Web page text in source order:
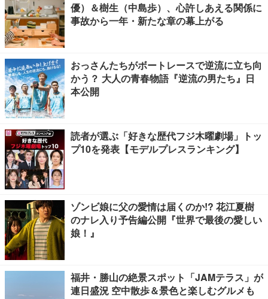
優）＆樹生（中島歩）、心許しあえる関係に
事故から一年・新たな章の幕上がる
おっさんたちがボートレースで逆流に立ち向
かう？ 大人の青春物語『逆流の男たち』日
本公開
読者が選ぶ「好きな歴代フジ木曜劇場」トッ
プ10を発表【モデルプレスランキング】
ゾンビ娘に父の愛情は届くのか!? 花江夏樹
のナレ入り予告編公開『世界で最後の愛しい
娘！』
福井・勝山の絶景スポット「JAMテラス」が
連日盛況 空中散歩＆景色と楽しむグルメも